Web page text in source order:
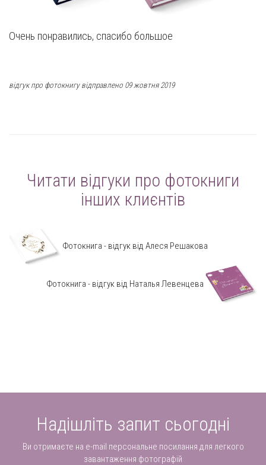
Очень понравились, спасибо большое
відгук про фотокнигу відправлено 09 жовтня 2019
Читати відгуки про фотокниги
інших клиєнтів
Фотокнига - відгук від Алеся Решакова
Фотокнига - відгук від Наталья Левенцева
Надішліть запит сьогодні
Ви отримаєте на e-mail персональне посилання для легкого
завантаження фотографій